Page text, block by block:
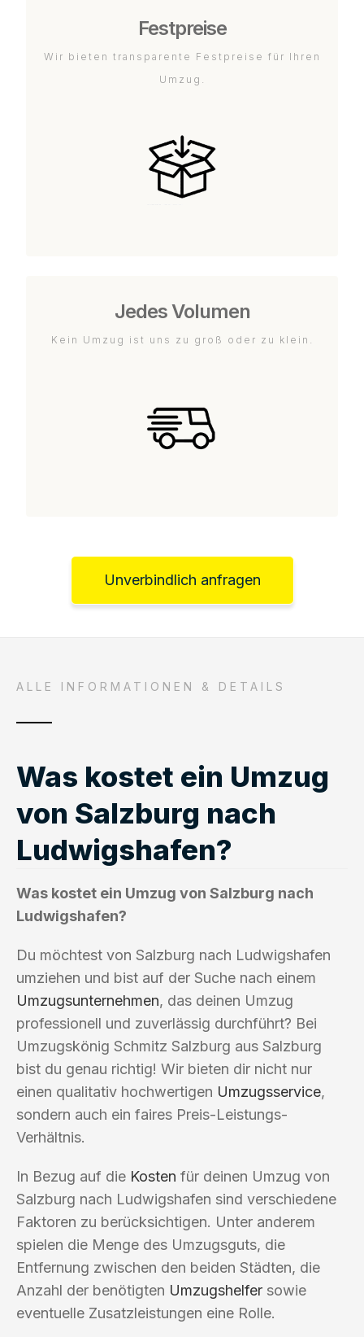
Festpreise
Wir bieten transparente Festpreise für Ihren
Umzug.
Jedes Volumen
Kein Umzug ist uns zu groß oder zu klein.
Unverbindlich anfragen
ALLE INFORMATIONEN & DETAILS
Was kostet ein Umzug
von Salzburg nach
Ludwigshafen?
Was kostet ein Umzug von Salzburg nach
Ludwigshafen?
Du möchtest von Salzburg nach Ludwigshafen
umziehen und bist auf der Suche nach einem
Umzugsunternehmen, das deinen Umzug
professionell und zuverlässig durchführt? Bei
Umzugskönig Schmitz Salzburg aus Salzburg
bist du genau richtig! Wir bieten dir nicht nur
einen qualitativ hochwertigen Umzugsservice,
sondern auch ein faires Preis-Leistungs-
Verhältnis.
In Bezug auf die Kosten für deinen Umzug von
Salzburg nach Ludwigshafen sind verschiedene
Faktoren zu berücksichtigen. Unter anderem
spielen die Menge des Umzugsguts, die
Entfernung zwischen den beiden Städten, die
Anzahl der benötigten Umzugshelfer sowie
eventuelle Zusatzleistungen eine Rolle.